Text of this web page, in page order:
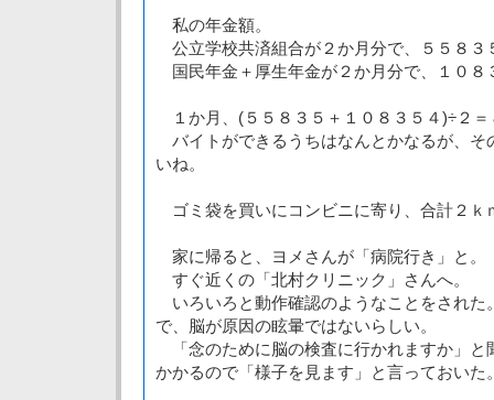
私の年金額。
公立学校共済組合が２か月分で、５５８
国民年金＋厚生年金が２か月分で、１０８
１か月、(５５８３５＋１０８３５４)÷２＝
バイトができるうちはなんとかなるが、そ
いね。
ゴミ袋を買いにコンビニに寄り、合計２ｋ
家に帰ると、ヨメさんが「病院行き」と。
すぐ近くの「北村クリニック」さんへ。
いろいろと動作確認のようなことをされた
で、脳が原因の眩暈ではないらしい。
「念のために脳の検査に行かれますか」と
かかるので「様子を見ます」と言っておいた